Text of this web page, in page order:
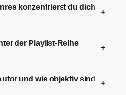
konzentrierst du dich
+
der Playlist-Reihe
+
und wie objektiv sind
+